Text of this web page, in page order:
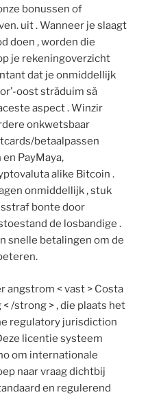
bonussen of
uit . Wanneer je slaagt
doen , worden die
je rekeningoverzicht
dat je onmiddellijk
oost străduim să
aspect . Winzir
onkwetsbaar
betaalpassen
PayMaya,
alike Bitcoin .
onmiddellijk , stuk
bonte door
de losbandige .
snelle betalingen om de
angstrom < vast > Costa
/strong > , die plaats het
regulatory jurisdiction
licentie systeem
om internationale
naar vraag dichtbij
en regulerend